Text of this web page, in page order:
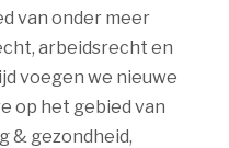
van onder meer
arbeidsrecht en
voegen we nieuwe
op het gebied van
& gezondheid,